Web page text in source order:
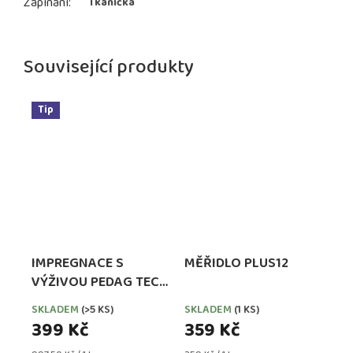
Související produkty
Tip
IMPREGNACE S
VÝŽIVOU PEDAG TECH
WATERPROOFER,
EXTRA SILNÁ
SKLADEM (>5 KS)
399 Kč
MĚŘIDLO PLUS12
SKLADEM (1 KS)
359 Kč